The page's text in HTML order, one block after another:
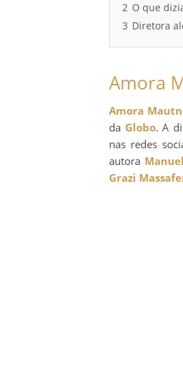
2 O que
3 Diretora
Amora
Amora
da Globo. A
nas redes
autora
Grazi